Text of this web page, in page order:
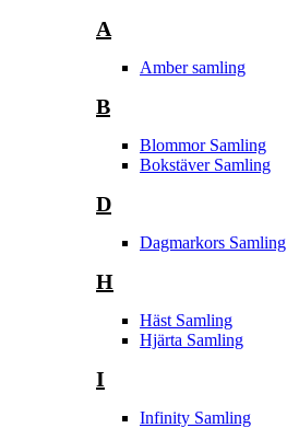
A
Amber samling
B
Blommor Samling
Bokstäver Samling
D
Dagmarkors Samling
H
Häst Samling
Hjärta Samling
I
Infinity Samling